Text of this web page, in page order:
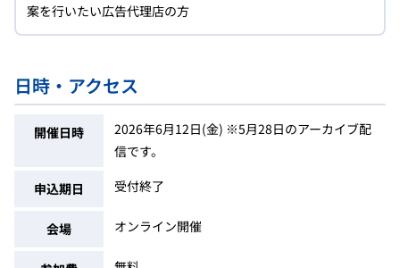
案を行いたい広告代理店の方
日時・アクセス
開催日時
2026年6月12日(金) ※5月28日のアーカイブ配
信です。
申込期日 受付終了
会場 オンライン開催